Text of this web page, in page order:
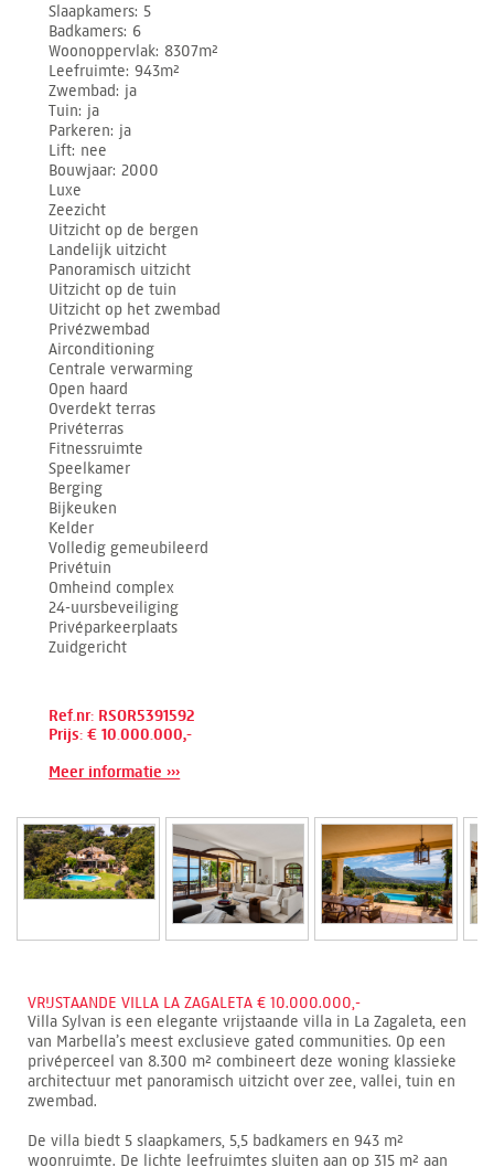
Slaapkamers 5
Badkamers 6
Woonoppervlak 8307m²
Leefruimte 943m²
Zwembad ja
Tuin ja
Parkeren ja
Lift nee
Bouwjaar 2000
Luxe
Zeezicht
Uitzicht op de bergen
Landelijk uitzicht
Panoramisch uitzicht
Uitzicht op de tuin
Uitzicht op het zwembad
Privézwembad
Airconditioning
Centrale verwarming
Open haard
Overdekt terras
Privéterras
Fitnessruimte
Speelkamer
Berging
Bijkeuken
Kelder
Volledig gemeubileerd
Privétuin
Omheind complex
24-uursbeveiliging
Privéparkeerplaats
Zuidgericht
Ref.nr: RSOR5391592
Prijs: € 10.000.000,-
Meer informatie ›››
VRIJSTAANDE VILLA LA ZAGALETA € 10.000.000,-
Villa Sylvan is een elegante vrijstaande villa in La Zagaleta, een
van Marbella’s meest exclusieve gated communities. Op een
privéperceel van 8.300 m² combineert deze woning klassieke
architectuur met panoramisch uitzicht over zee, vallei, tuin en
zwembad.
De villa biedt 5 slaapkamers, 5,5 badkamers en 943 m²
woonruimte. De lichte leefruimtes sluiten aan op 315 m² aan